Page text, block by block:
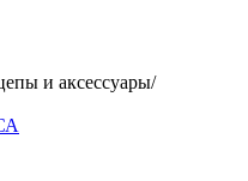
и аксессуары/